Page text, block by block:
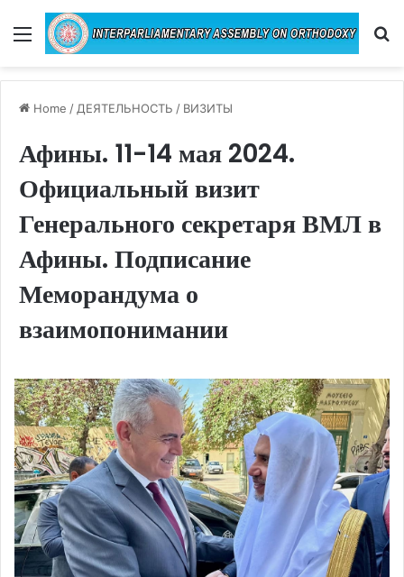
Menu
Home / ДЕЯТЕЛЬНОСТЬ / ВИЗИТЫ
Афины. 11-14 мая 2024.
Официальный визит
Генерального секретаря ВМЛ в
Афины. Подписание
Меморандума о
взаимопонимании